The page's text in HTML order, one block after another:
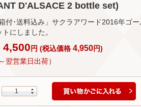
D'ALSACE 2 bottle set)
箱付･送料込み」サクラアワード2016年ゴ
にしました。
4,500 円 (税込価格 4,950円)
翌営業日出荷）
1